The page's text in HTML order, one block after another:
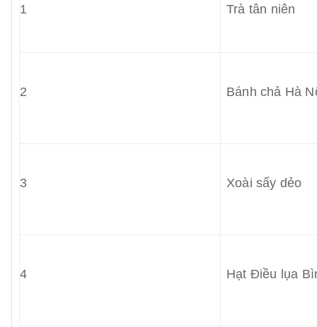
1 Trà tân niên
2 Bánh chả Hà
3 Xoài sấy dẻo
4 Hạt Điều lụa